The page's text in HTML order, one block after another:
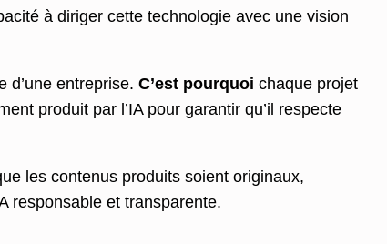
à diriger cette technologie avec une vision
d’une entreprise. C’est pourquoi chaque projet
produit par l’IA pour garantir qu’il respecte
les contenus produits soient originaux,
responsable et transparente.